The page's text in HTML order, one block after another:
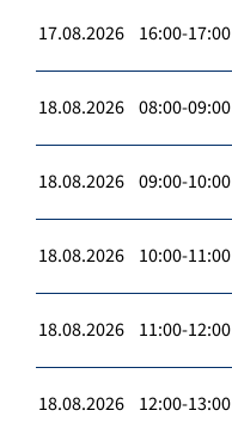
17.08.2026 16:00-17:00
18.08.2026 08:00-09:00
18.08.2026 09:00-10:00
18.08.2026 10:00-11:00
18.08.2026 11:00-12:00
18.08.2026 12:00-13:00